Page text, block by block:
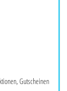
Gutscheinen